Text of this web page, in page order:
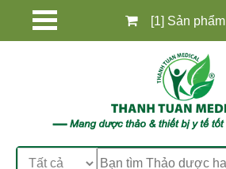
[1] Sản phẩm